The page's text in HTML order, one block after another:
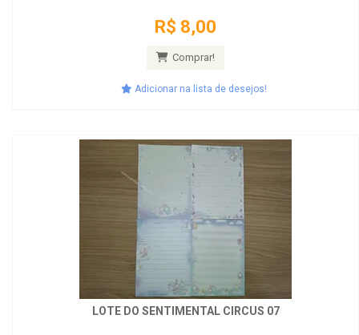
R$ 8,00
Comprar!
Adicionar na lista de desejos!
LOTE DO SENTIMENTAL CIRCUS 07